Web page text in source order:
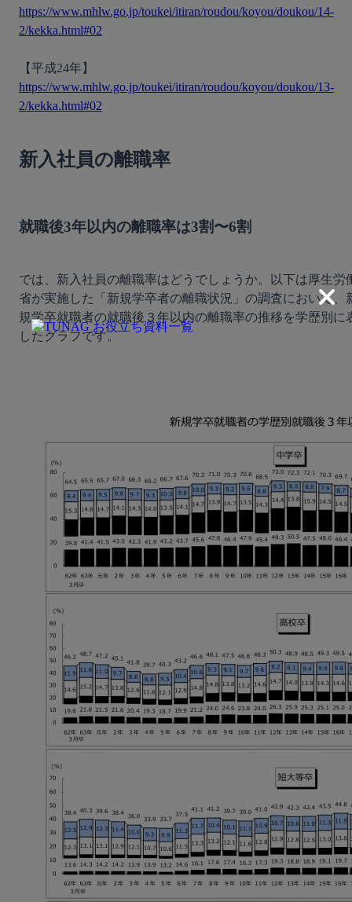
https://www.mhlw.go.jp/toukei/itiran/roudou/koyou/doukou/14-
2/kekka.html#02
https://www.mhlw.go.jp/toukei/itiran/roudou/koyou/doukou/13-
2/kekka.html#02
新入社員の離職率
就職後3年以内の離職率は3割〜6割
では、新入社員の離職率はどうでしょうか。以下は厚生労
省が実施した「新規学卒者の離職状況」の調査において、
規学卒就職者の就職後３年以内の離職率の推移を学歴別に
したグラフです。